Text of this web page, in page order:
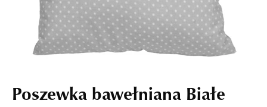
Poszewka bawełniana Białe